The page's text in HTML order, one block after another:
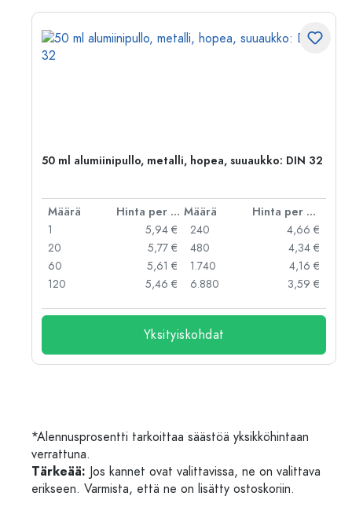
50 ml alumiinipullo, metalli, hopea, suuaukko: DIN 32
Määrä Hinta per kpl Määrä
Hinta per kpl
1
5,94 €
20
5,77 €
60
5,61 €
120
5,46 €
240
4,66 €
480
4,34 €
1.740
4,16 €
6.880
3,59 €
Yksityiskohdat
*Alennusprosentti tarkoittaa säästöä yksikköhintaan
verrattuna.
Tärkeää: Jos kannet ovat valittavissa, ne on valittava
erikseen. Varmista, että ne on lisätty ostoskoriin.